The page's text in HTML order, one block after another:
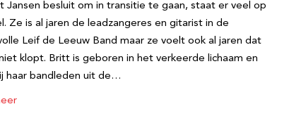
Jansen besluit om in transitie te gaan, staat er veel op
Ze is al jaren de leadzangeres en gitarist in de
Leif de Leeuw Band maar ze voelt ook al jaren dat
klopt. Britt is geboren in het verkeerde lichaam en
haar bandleden uit de…